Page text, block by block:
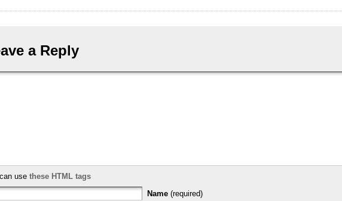
a Reply
use these HTML tags
Name (required)